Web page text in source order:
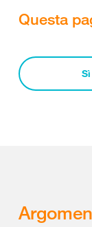
Questa
Sì